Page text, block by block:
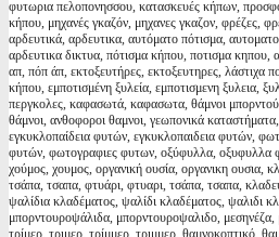
φυτωρια πελοπονησσου, κατασκευές κήπων,
κήπου, μηχανές γκαζόν, μηχανες γκαζον, φρέζες,
αρδευτικά, αρδευτικα, αυτόματο πότισμα,
αρδευτικα δικτυα, πότισμα κήπου, ποτισμα κηπου,
απ, πόπ άπ, εκτοξευτήρες, εκτοξευτηρες, λάστιχα
κήπου, εμποτισμένη ξυλεία, εμποτισμενη ξυλεια,
περγκολες, καφασωτά, καφασωτα, θάμνοι
θάμνοι, ανθοφοροι θαμνοι, γεωπονικά
εγκυκλοπαίδεια φυτών, εγκυκλοπαιδεια φυτών,
φυτών, φωτογραφιες φυτων, οξύφυλλα,
χούμος, χουμος, οργανική ουσία, οργανικη ουσια,
τσάπα, τσαπα, φτυάρι, φτυαρι, τσάπα, τσαπα,
ψαλίδια κλαδέματος, ψαλίδι κλαδέματος, ψαλιδι
μπορντουροψάλιδα, μπορντουροψαλιδο,
τρίμερ, τριμερ, τρίμμερ, τριμμερ, θαμνοκοπτικό,